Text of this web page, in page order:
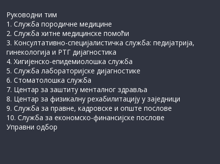
Руководни тим
1. Служба породичне медицине
2. Служба хитне медицинске помоћи
3. Консултативно-специјалистичка служба: педијатрија,
гинекологија и РТГ дијагностика
4. Хигијенско-епидемиолошка служба
5. Служба лабораторијске дијагностике
6. Стоматолошка служба
7. Центар за заштиту менталног здравља
8. Центар за физикалну рехабилитацију у заједници
9. Служба за правне, кадровске и опште послове
10. Служба за економско-финансијске послове
Управни одбор